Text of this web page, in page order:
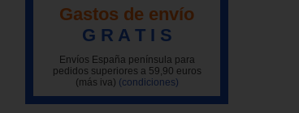
Gastos de envío
G R A T I S
Envíos España península para
pedidos superiores a 59,90 euros
(más iva) (condiciones)